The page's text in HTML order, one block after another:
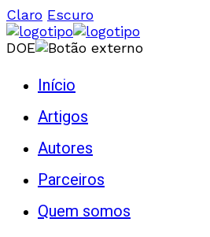
Claro Escuro
DOE
Início
Artigos
Autores
Parceiros
Quem somos